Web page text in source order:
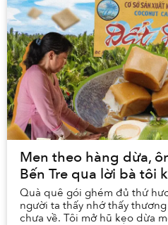
Men theo hàng dừa,
Bến Tre qua lời bà tôi
Quà quê gói ghém đủ thứ
người ta thấy nhớ thấy
chưa về. Tôi mở hũ kẹo dừa